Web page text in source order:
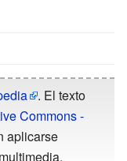
. El texto
Commons -
aplicarse